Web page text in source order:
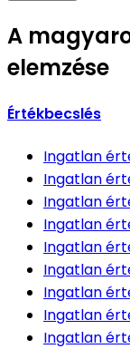
A
elemzése
Értékbecslés
Ingatlan
Ingatlan
Ingatlan
Ingatlan
Ingatlan
Ingatlan
Ingatlan
Ingatlan
Ingatlan